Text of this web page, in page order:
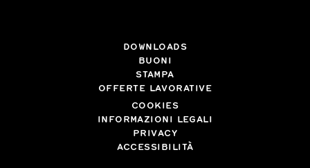
DOWNLOADS
BUONI
STAMPA
OFFERTE LAVORATIVE
COOKIES
INFORMAZIONI LEGALI
PRIVACY
ACCESSIBILITÀ